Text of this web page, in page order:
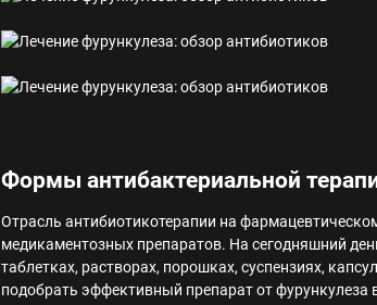
Формы антибактериальной
Отрасль антибиотикотерапии на
медикаментозных препаратов. На сегодняшний
таблетках, растворах, порошках, суспензиях,
подобрать эффективный препарат от фурункулеза